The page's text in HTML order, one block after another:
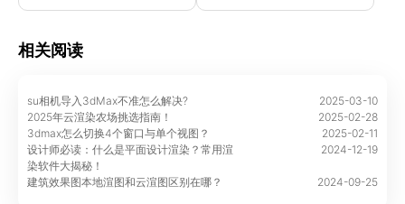
相关阅读
su相机导入3dMax不准怎么解决?
2025-03-10
2025年云渲染农场挑选指南！
2025-02-28
3dmax怎么切换4个窗口与单个视图？
2025-02-11
设计师必读：什么是平面设计渲染？常用渲
染软件大揭秘！
2024-12-19
建筑效果图本地渲图和云渲图区别在哪？ 2024-09-25